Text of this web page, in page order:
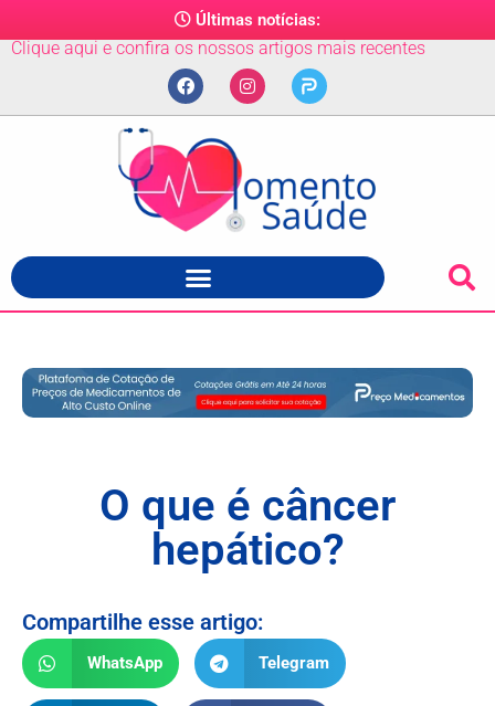
Últimas notícias:
Clique aqui e confira os nossos artigos mais recentes
O que é câncer
hepático?
Compartilhe esse artigo:
WhatsApp Telegram